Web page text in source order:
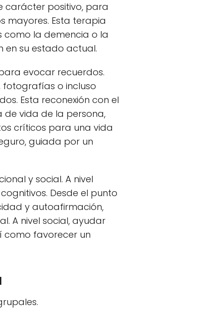
carácter positivo, para
mayores. Esta terapia
como la demencia o la
en su estado actual.
evocar recuerdos.
fotografías o incluso
Esta reconexión con el
vida de la persona,
críticos para una vida
guiada por un
y social. A nivel
Desde el punto
y autoafirmación,
A nivel social, ayudar
como favorecer un